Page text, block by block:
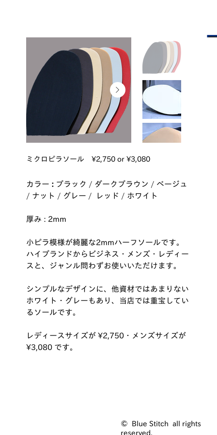
ミクロピラソール ¥2,750 or ¥3,080
カラー : ブラック / ダークブラウン / ベージュ
/ ナット / グレー / レッド / ホワイト
厚み : 2mm
小ピラ模様が綺麗な2mmハーフソールです。
ハイブランドからビジネス・メンズ・レディー
スと、ジャンル問わずお使いいただけます。
シンプルなデザインに、他資材ではあまりない
ホワイト・グレーもあり、当店では重宝してい
るソールです。
レディースサイズが ¥2,750・メンズサイズが
¥3,080 です。
© Blue Stitch all rights
reserved.